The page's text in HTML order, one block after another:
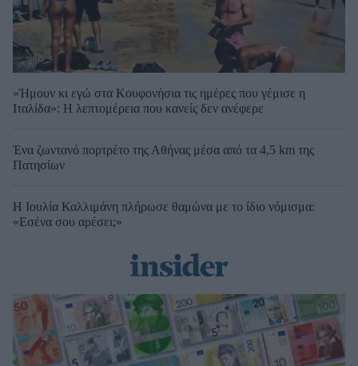
«Ήμουν κι εγώ στα Κουφονήσια τις ημέρες που γέμισε η
Ιταλίδα»: Η λεπτομέρεια που κανείς δεν ανέφερε
Ένα ζωντανό πορτρέτο της Αθήνας μέσα από τα 4,5 km της
Πατησίων
Η Ιουλία Καλλιμάνη πλήρωσε θαμώνα με το ίδιο νόμισμα:
«Εσένα σου αρέσει;»